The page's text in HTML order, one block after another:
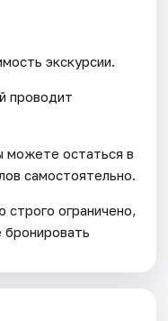
экскурсии.
проводит
можете остаться в
самостоятельно.
строго ограничено,